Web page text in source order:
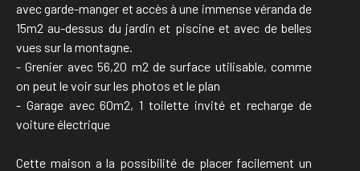
avec garde-manger et accès à une immense véranda de
15m2 au-dessus du jardin et piscine et avec de belles
vues sur la montagne.
- Grenier avec 56,20 m2 de surface utilisable, comme
on peut le voir sur les photos et le plan
- Garage avec 60m2, 1 toilette invité et recharge de
voiture électrique
Cette maison a la possibilité de placer facilement un